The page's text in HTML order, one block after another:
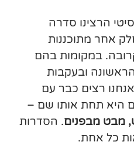
הרצינו סדרה
אחר מתוכננות
במקומות בהם
ובעקבות
רצים כבר עם
היא תחת אותו שם –
מבט מבפנים. הסדרות